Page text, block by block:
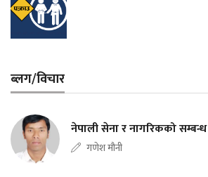
ब्लग/विचार
नेपाली सेना र नागरिकको सम्बन्ध
गणेश मौनी